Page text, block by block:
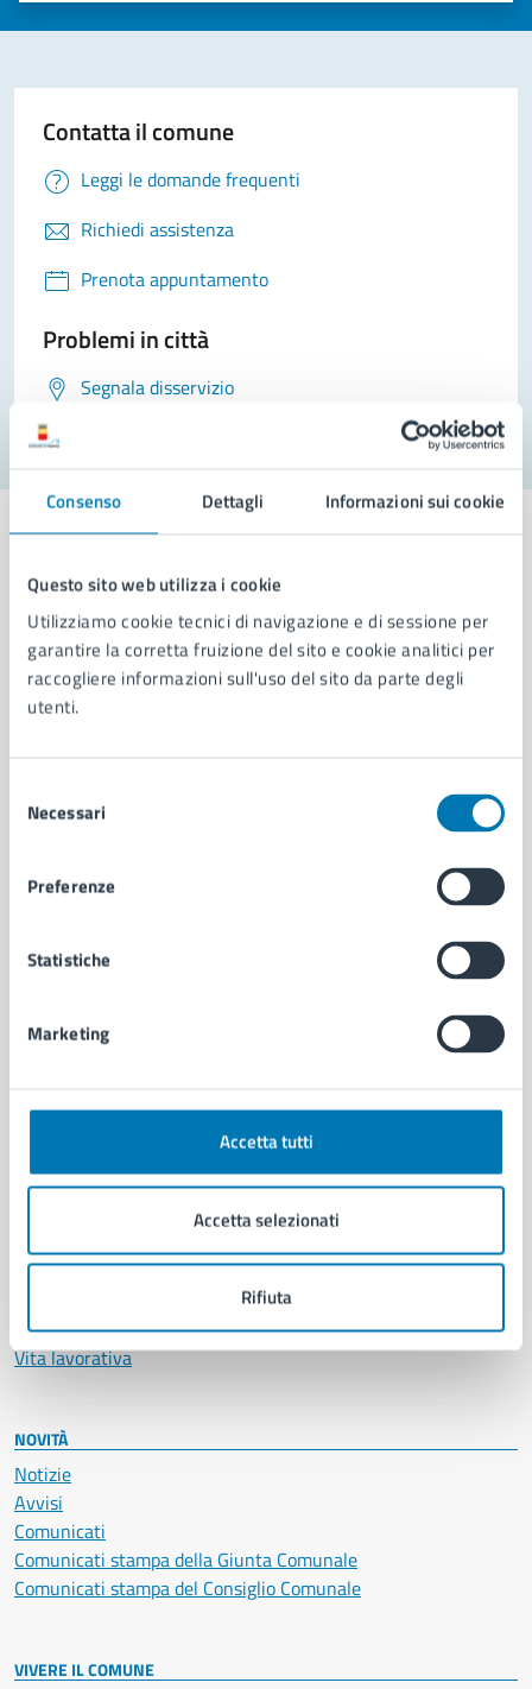
Consenso Dettagli Informazioni sui cookie
Questo sito web utilizza i cookie
Utilizziamo cookie tecnici di navigazione e di sessione per
garantire la corretta fruizione del sito e cookie analitici per
raccogliere informazioni sull'uso del sito da parte degli
utenti.
delNecessari
Preferenze
Statistiche
Marketing
Accetta tutti
Accetta selezionati
Rifiuta
Contatta il comune
Leggi le domande frequenti
Richiedi assistenza
Prenota appuntamento
Problemi in città
Segnala disservizio
Comune di Napoli
AMMINISTRAZIONE
Uffici
Personale amministrativo
Intranet, posta aziendale e protocollo
CATEGORIE DI SERVIZIO
Documenti e certificati
Educazione e formazione
Giustizia e sicurezza pubblica
Imprese e commercio
Salute, benessere e assistenza
Servizi Cimiteriali
Vita lavorativa
NOVITÀ
Notizie
Avvisi
Comunicati
Comunicati stampa della Giunta Comunale
Comunicati stampa del Consiglio Comunale
VIVERE IL COMUNE